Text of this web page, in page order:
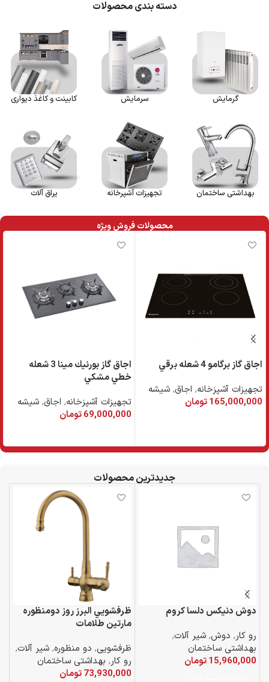
دسته بندی محصولات
گرمایش سرمایش کابینت و کاغذ دیواری
بهداشتی ساختمان تجهیزات آشپرخانه یراق آلات
محصولات فروش ویژه
اجاق گاز برگامو 4 شعله برقي
تجهیزات آشپزخانه, اجاق, شیشه
165,000,000تومان
اجاق گاز بورنيك مينا 3 شعله
خطي مشكي
تجهیزات آشپزخانه, اجاق, شیشه
69,000,000تومان
جدیدترین محصولات
دوش دنيكس دلسا كروم
رو کار, دوش, شیر آلات,
بهداشتی ساختمان
15,960,000تومان
ظرفشويي البرز روز دومنظوره
مارتين طلامات
ظرفشویی, دو منظوره, شیر آلات,
رو کار, بهداشتی ساختمان
73,930,000تومان